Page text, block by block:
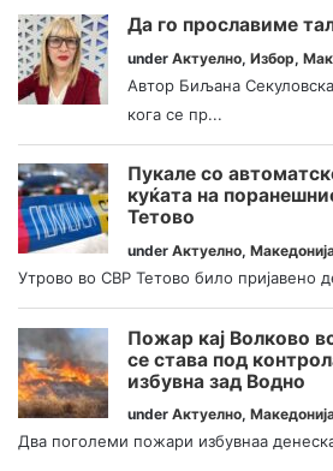
Да го прославиме
under Актуелно, Избор,
Автор Биљана
кога се пр...
Пукале со
куќата на
Тетово
under Актуелно,
Утрово во СВР Тетово било пријавено
Пожар кај Волково
се става под
избувна зад Водно
under Актуелно,
Два поголеми пожари избувнаа